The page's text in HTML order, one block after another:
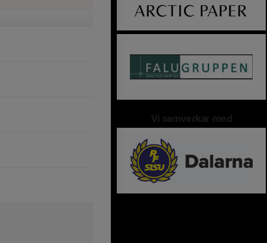
Vi samverkar med